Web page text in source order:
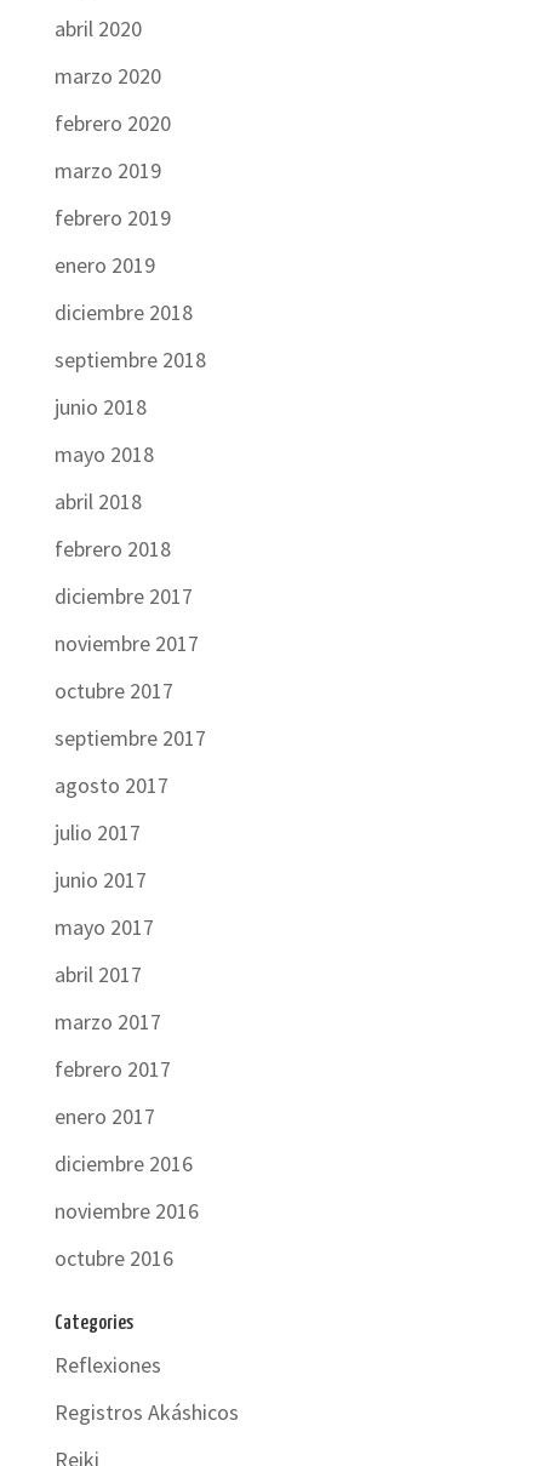
abril 2020
marzo 2020
febrero 2020
marzo 2019
febrero 2019
enero 2019
diciembre 2018
septiembre 2018
junio 2018
mayo 2018
abril 2018
febrero 2018
diciembre 2017
noviembre 2017
octubre 2017
septiembre 2017
agosto 2017
julio 2017
junio 2017
mayo 2017
abril 2017
marzo 2017
febrero 2017
enero 2017
diciembre 2016
noviembre 2016
octubre 2016
Categories
Reflexiones
Registros Akáshicos
Reiki